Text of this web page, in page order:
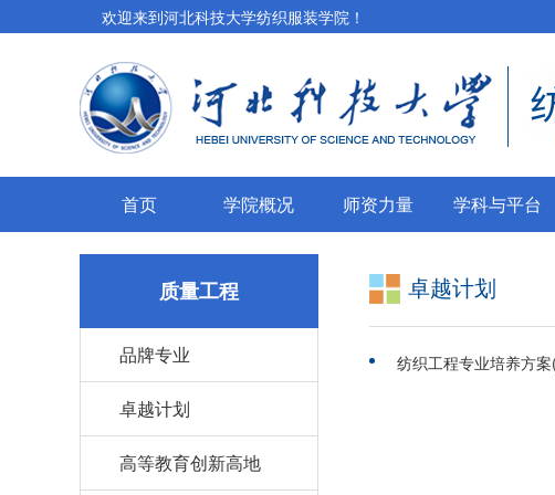
欢迎来到河北科技大学纺织服装学院！
首页 学院概况 师资力量 学科与平台
质量工程
品牌专业
卓越计划
高等教育创新高地
卓越计划
纺织工程专业培养方案